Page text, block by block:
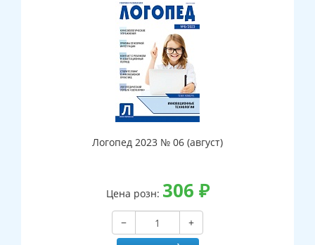
Логопед 2023 № 06 (август)
Цена розн: 306 ₽
−
+